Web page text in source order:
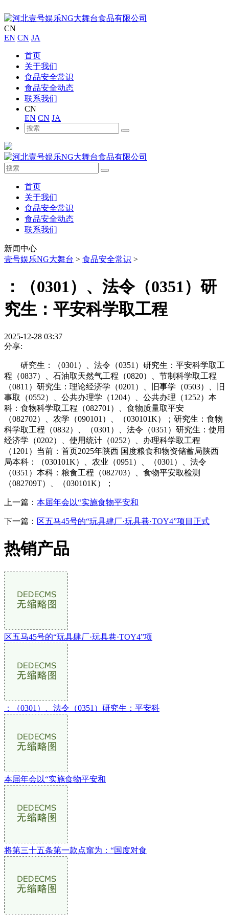
CN
EN CN JA
首页
关于我们
食品安全常识
食品安全动态
联系我们
CN
EN CN JA
首页
关于我们
食品安全常识
食品安全动态
联系我们
新闻中心
壹号娱乐NG大舞台 > 食品安全常识 >
：（0301）、法令（0351）研
究生：平安科学取工程
2025-12-28 03:37
分享:
研究生：（0301）、法令（0351）研究生：平安科学取工
程（0837）、石油取天然气工程（0820）、节制科学取工程
（0811）研究生：理论经济学（0201）、旧事学（0503）、旧
事取（0552）、公共办理学（1204）、公共办理（1252）本
科：食物科学取工程（082701）、食物质量取平安
（082702）、农学（090101）、（030101K）；研究生：食物
科学取工程（0832）、（0301）、法令（0351）研究生：使用
经济学（0202）、使用统计（0252）、办理科学取工程
（1201）当前：首页2025年陕西 国度粮食和物资储蓄局陕西
局本科：（030101K）、农业（0951）、（0301）、法令
（0351）本科：粮食工程（082703）、食物平安取检测
（082709T）、（030101K）；
上一篇： 本届年会以“实施食物平安和
下一篇： 区五马45号的“玩具肆厂·玩具巷·TOY4”项目正式
热销产品
区五马45号的“玩具肆厂·玩具巷·TOY4”项
：（0301）、法令（0351）研究生：平安科
本届年会以“实施食物平安和
将第三十五条第一款点窜为：“国度对食